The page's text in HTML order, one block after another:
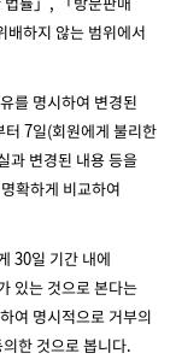
하지 않는 범위에서
를 명시하여 변경된
7일(회원에게 불리한
과 변경된 내용 등을
확하게 비교하여
30일 기간 내에
있는 것으로 본다는
여 명시적으로 거부의
한 것으로 봅니다.